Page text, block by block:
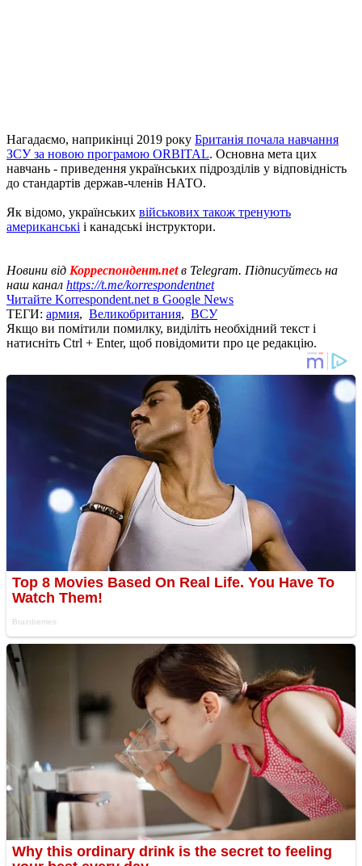
Нагадаємо, наприкінці 2019 року Британія почала навчання
ЗСУ за новою програмою ORBITAL. Основна мета цих
навчань - приведення українських підрозділів у відповідність
до стандартів держав-членів НАТО.
Як відомо, українських військових також тренують
американські і канадські інструктори.
Новини від Корреспондент.netв Telegram. Підписуйтесь на
наш канал https://t.me/korrespondentnet
Читайте Korrespondent.net в Google News
ТЕГИ: армия, Великобритания, ВСУ
Якщо ви помітили помилку, виділіть необхідний текст і
натисніть Ctrl + Enter, щоб повідомити про це редакцію.